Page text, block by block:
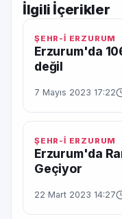
İlgili İçerikler
ŞEHR-İ ERZURUM
Erzurum'da
değil
7 Mayıs 2023 17:22
ŞEHR-İ ERZURUM
Erzurum'da
Geçiyor
22 Mart 2023 14:27